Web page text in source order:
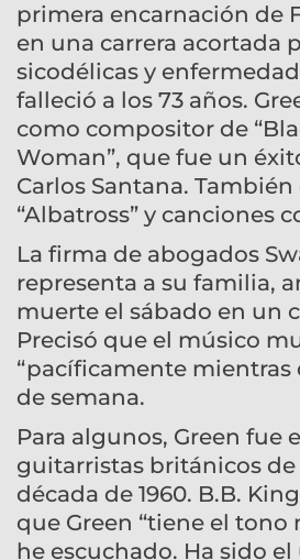
primera encarnación de
en una carrera acortada
sicodélicas y
falleció a los 73 años.
como compositor de
Woman”, que fue un
Carlos Santana.
“Albatross” y canciones
La firma de abogados
representa a su familia,
muerte el sábado en un
Precisó que el músico
“pacíficamente mientras
de semana.
Para algunos, Green fue
guitarristas británicos de
década de 1960. B.B.
que Green “tiene el tono
he escuchado. Ha sido